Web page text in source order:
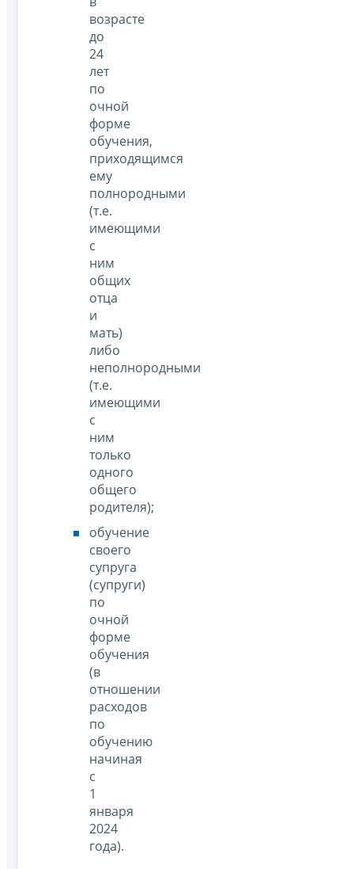
возрасте
до
24
лет
по
очной
форме
обучения,
приходящимся
ему
полнородными
(т.е.
имеющими
с
ним
общих
отца
и
мать)
либо
неполнородными
(т.е.
имеющими
с
ним
только
одного
общего
родителя);
обучение
своего
супруга
(супруги)
по
очной
форме
обучения
(в
отношении
расходов
по
обучению
начиная
с
1
января
2024
года).